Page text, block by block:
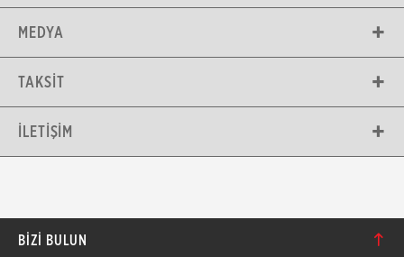
MEDYA
TAKSIT
İLETIŞIM
BIZI BULUN